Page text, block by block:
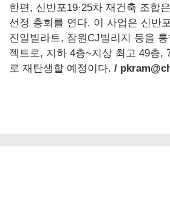
한편, 신반포19·25차 재건축 조합
선정 총회를 연다. 이 사업은 신반
진일빌라트, 잠원CJ빌리지 등을
젝트로, 지하 4층~지상 최고 49층,
로 재탄생할 예정이다. /